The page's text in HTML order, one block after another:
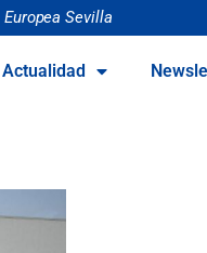
Europea Sevilla
Actualidad